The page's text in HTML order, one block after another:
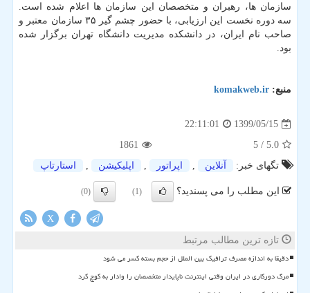
سازمان ها، رهبران و متخصصان این سازمان ها اعلام شده است.
سه دوره نخست این ارزیابی، با حضور چشم گیر ۳۵ سازمان معتبر و
صاحب نام ایران، در دانشکده مدیریت دانشگاه تهران برگزار شده
بود.
منبع: komakweb.ir
1399/05/15
22:11:01
5.0
/ 5
1861
تگهای خبر:
آنلاین , اپراتور , اپلیكیشن , استارتاپ
این مطلب را می پسندید؟ (1)
(0)
X
تازه ترین مطالب مرتبط
دقیقا به اندازه مصرف ترافیک بین الملل از حجم بسته کسر می شود
مرگ دورکاری در ایران وقتی اینترنت ناپایدار متخصصان را وادار به کوچ کرد